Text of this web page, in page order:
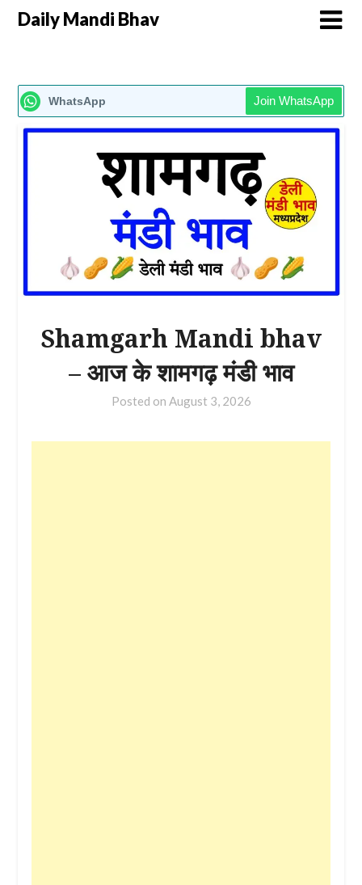
Daily Mandi Bhav
WhatsApp Join WhatsApp
Shamgarh Mandi bhav
– आज के शामगढ़ मंडी भाव
Posted on August 3, 2026